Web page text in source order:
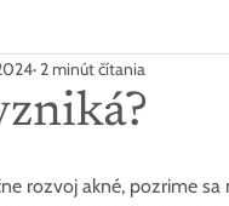
2 minút čítania
rozvoj akné, pozrime sa